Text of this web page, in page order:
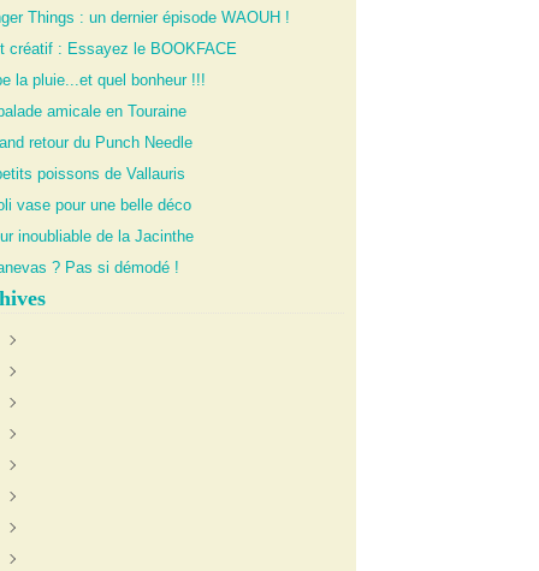
Things : un dernier épisode WAOUH !
créatif : Essayez le BOOKFACE
la pluie...et quel bonheur !!!
amicale en Touraine
retour du Punch Needle
poissons de Vallauris
vase pour une belle déco
inoubliable de la Jacinthe
? Pas si démodé !